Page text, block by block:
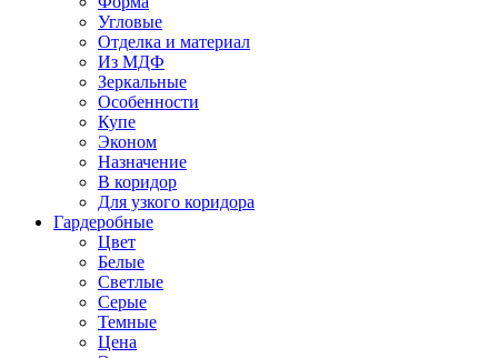
Угловые
Отделка и материал
Из МДФ
Зеркальные
Особенности
Купе
Эконом
Назначение
В коридор
Для узкого коридора
Гардеробные
Цвет
Белые
Светлые
Серые
Темные
Цена